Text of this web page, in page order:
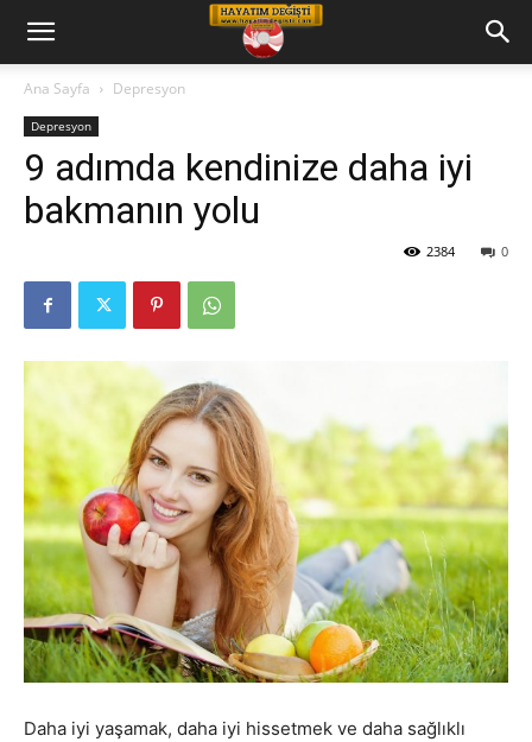
Hayatım
Değişti
Ana Sayfa Depresyon
Depresyon
9 adımda kendinize daha iyi
bakmanın yolu
0
2384
Daha iyi yaşamak, daha iyi hissetmek ve daha sağlıklı